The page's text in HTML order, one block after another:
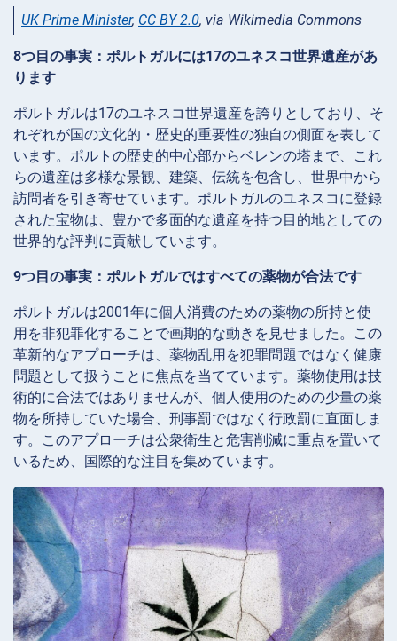
UK Prime Minister, CC BY 2.0, via Wikimedia Commons
8つ目の事実：ポルトガルには17のユネスコ世界遺産があ
ります
ポルトガルは17のユネスコ世界遺産を誇りとしており、そ
れぞれが国の文化的・歴史的重要性の独自の側面を表して
います。ポルトの歴史的中心部からベレンの塔まで、これ
らの遺産は多様な景観、建築、伝統を包含し、世界中から
訪問者を引き寄せています。ポルトガルのユネスコに登録
された宝物は、豊かで多面的な遺産を持つ目的地としての
世界的な評判に貢献しています。
9つ目の事実：ポルトガルではすべての薬物が合法です
ポルトガルは2001年に個人消費のための薬物の所持と使
用を非犯罪化することで画期的な動きを見せました。この
革新的なアプローチは、薬物乱用を犯罪問題ではなく健康
問題として扱うことに焦点を当てています。薬物使用は技
術的に合法ではありませんが、個人使用のための少量の薬
物を所持していた場合、刑事罰ではなく行政罰に直面しま
す。このアプローチは公衆衛生と危害削減に重点を置いて
いるため、国際的な注目を集めています。